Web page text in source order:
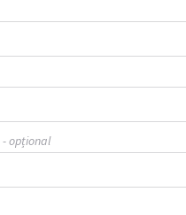
- opțional